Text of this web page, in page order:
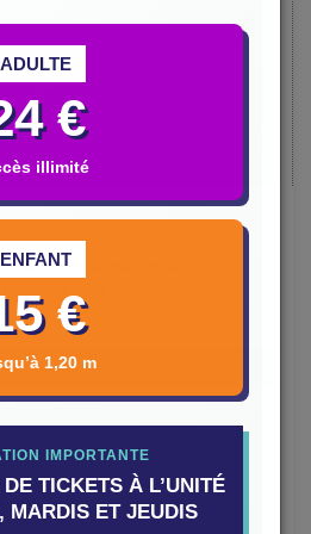
de restauration dans une
nos offres
ADULTE
€
illimité
ENFANT
€
1,20 m
IMPORTANTE
TICKETS À L’UNITÉ
MARDIS ET JEUDIS